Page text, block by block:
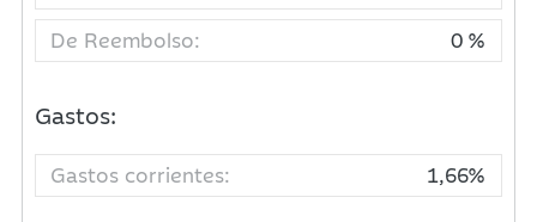
De Reembolso:
0 %
Gastos:
Gastos corrientes: 1,66%